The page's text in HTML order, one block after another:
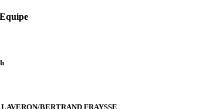
BERTRAND FRAYSSE